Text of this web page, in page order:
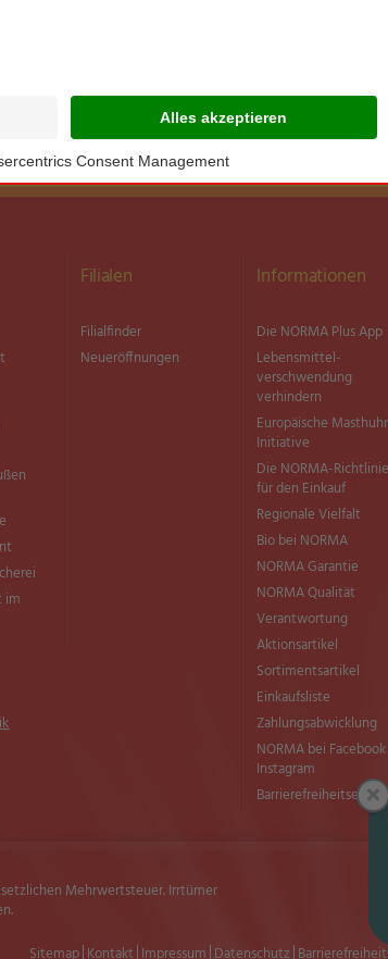
×
im
Filialen
Filialfinder
Neueröffnungen
Informationen
Die NORMA Plus App
Lebensmittel­
verschwendung
verhindern
Europäische
Initiative
Die NORMA-
für den Einkauf
Regionale Vielfalt
Bio bei NORMA
NORMA Garantie
NORMA Qualität
Verantwortung
Aktionsartikel
Sortimentsartikel
Einkaufsliste
Zahlungsabwicklung
NORMA bei
Instagram
Mehrwertsteuer. Irrtümer
Sitemap Kontakt Impressum Datenschutz